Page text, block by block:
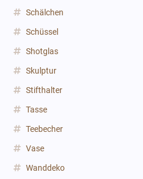
Schälchen
Schüssel
Shotglas
Skulptur
Stifthalter
Tasse
Teebecher
Vase
Wanddeko